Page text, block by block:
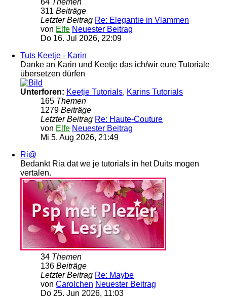
311 Beiträge
Letzter Beitrag Re: Elegantie in Vlammen
von Elfe Neuester Beitrag
Do 16. Jul 2026, 22:09
Tuts Keetje - Karin
Danke an Karin und Keetje das ich/wir eure Tutoriale
übersetzen dürfen
Unterforen: Keetje Tutorials, Karins Tutorials
165 Themen
1279 Beiträge
Letzter Beitrag Re: Haute-Couture
von Elfe Neuester Beitrag
Mi 5. Aug 2026, 21:49
Ri@
Bedankt Ria dat we je tutorials in het Duits mogen
vertalen.
34 Themen
136 Beiträge
Letzter Beitrag Re: Maybe
von Carolchen Neuester Beitrag
Do 25. Jun 2026, 11:03